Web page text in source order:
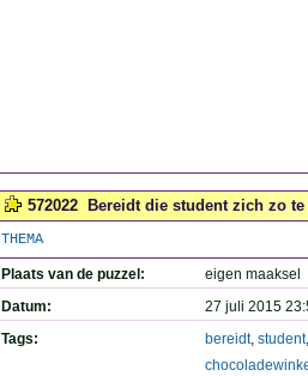
572022 Bereidt die student zich zo
THEMA
Plaats van de puzzel:
eigen maaksel
Datum:
27 juli 2015
Tags:
bereidt, student